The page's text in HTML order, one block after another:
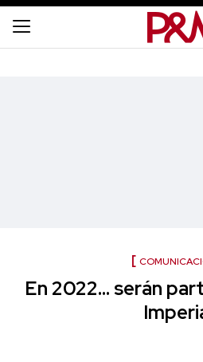
En 2022… serán